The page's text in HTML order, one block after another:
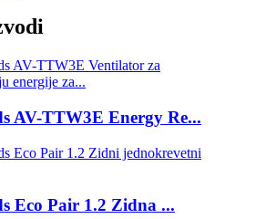
AV-TTW3E Energy Re...
Eco Pair 1.2 Zidna ...